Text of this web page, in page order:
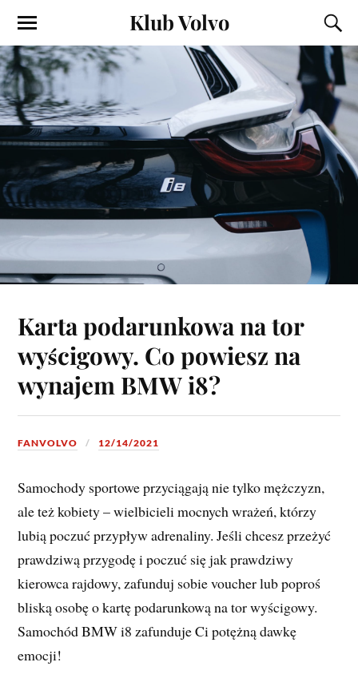
Klub Volvo
Karta podarunkowa na tor
wyścigowy. Co powiesz na
wynajem BMW i8?
FANVOLVO 12/14/2021
Samochody sportowe przyciągają nie tylko mężczyzn,
ale też kobiety – wielbicieli mocnych wrażeń, którzy
lubią poczuć przypływ adrenaliny. Jeśli chcesz przeżyć
prawdziwą przygodę i poczuć się jak prawdziwy
kierowca rajdowy, zafunduj sobie voucher lub poproś
bliską osobę o kartę podarunkową na tor wyścigowy.
Samochód BMW i8 zafunduje Ci potężną dawkę
emocji!